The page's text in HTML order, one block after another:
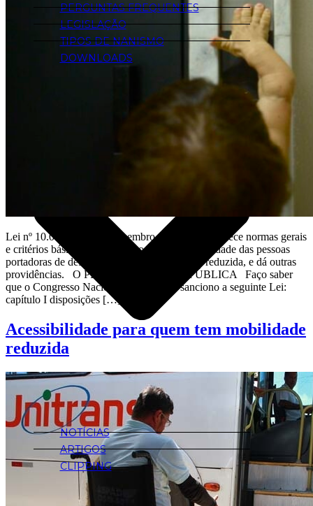
PERGUNTAS FREQUENTES
LEGISLAÇÃO
TIPOS DE NANISMO
DOWNLOADS
FIQUE POR DENTRO
NOTÍCIAS
ARTIGOS
CLIPPING
FOTOS
VÍDEOS
Lei nº 10.098 de 19 de Dezembro de 2000 Estabelece normas gerais
e critérios básicos para a promoção da acessibilidade das pessoas
portadoras de deficiência ou com mobilidade reduzida, e dá outras
providências. O PRESIDENTE DA REPÚBLICA Faço saber
que o Congresso Nacional decreta e eu sanciono a seguinte Lei:
capítulo I disposições […]
Acessibilidade para quem tem mobilidade
reduzida